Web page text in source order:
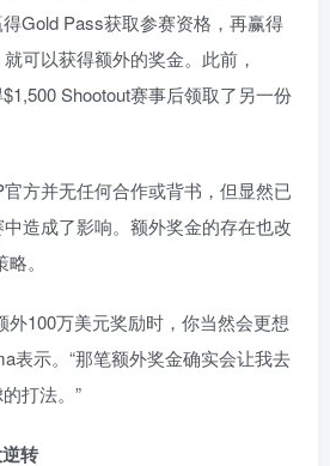
Gold Pass获取参赛资格，再赢得
可以获得额外的奖金。此前，
Shootout赛事后领取了另一份
方并无任何合作或背书，但显然已
造成了影响。额外奖金的存在也改
。
外100万美元奖励时，你当然会更想
表示。“那笔额外奖金确实会让我去
打法。”
转